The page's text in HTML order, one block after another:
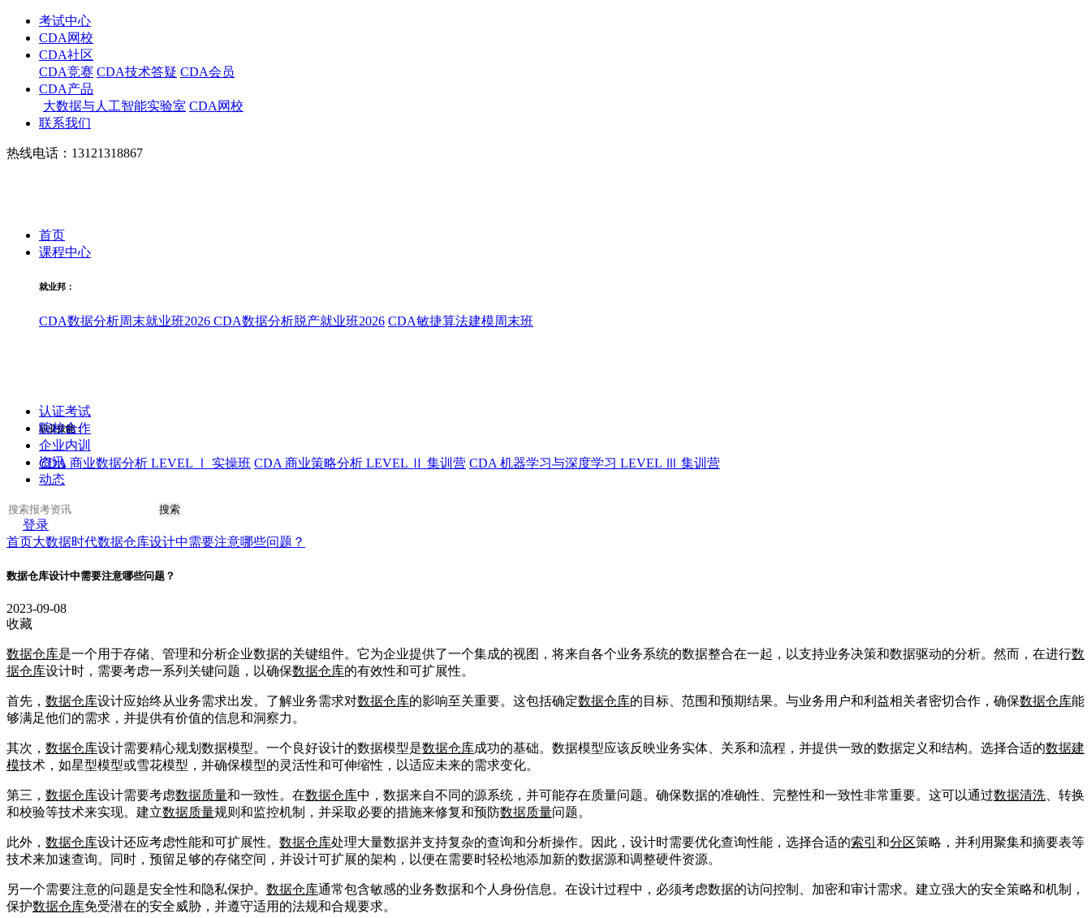
考试中心
CDA网校
CDA社区
CDA竞赛 CDA技术答疑 CDA会员
CDA产品
大数据与人工智能实验室 CDA网校
联系我们
热线电话：13121318867
首页
课程中心
就业邦：
CDA数据分析周末就业班2026 CDA数据分析脱产就业班2026 CDA敏捷算法建模周末班
职业技能：
CDA 商业数据分析 LEVEL Ⅰ 实操班 CDA 商业策略分析 LEVEL Ⅱ 集训营 CDA 机器学习与深度学习 LEVEL Ⅲ 集训营
认证考试
院校合作
企业内训
资讯
动态
搜索
登录
首页大数据时代数据仓库设计中需要注意哪些问题？
数据仓库设计中需要注意哪些问题？
2023-09-08
收藏
数据仓库是一个用于存储、管理和分析企业数据的关键组件。它为企业提供了一个集成的视图，将来自各个业务系统的数据整合在一起，以支持业务决策和数据驱动的分析。然而，在进行数
据仓库设计时，需要考虑一系列关键问题，以确保数据仓库的有效性和可扩展性。
首先， 数据仓库设计应始终从业务需求出发。了解业务需求对数据仓库的影响至关重要。这包括确定数据仓库的目标、范围和预期结果。与业务用户和利益相关者密切合作，确保数据仓库能
够满足他们的需求，并提供有价值的信息和洞察力。
其次， 数据仓库设计需要精心规划数据模型。一个良好设计的数据模型是数据仓库成功的基础。数据模型应该反映业务实体、关系和流程，并提供一致的数据定义和结构。选择合适的数据建
模技术，如星型模型或雪花模型，并确保模型的灵活性和可伸缩性，以适应未来的需求变化。
第三， 数据仓库设计需要考虑数据质量和一致性。在数据仓库中，数据来自不同的源系统，并可能存在质量问题。确保数据的准确性、完整性和一致性非常重要。这可以通过数据清洗 、转换
和校验等技术来实现。建立数据质量规则和监控机制，并采取必要的措施来修复和预防数据质量问题。
此外， 数据仓库设计还应考虑性能和可扩展性。 数据仓库处理大量数据并支持复杂的查询和分析操作。因此，设计时需要优化查询性能，选择合适的索引 和分区策略，并利用聚集和摘要表等
技术来加速查询。同时，预留足够的存储空间，并设计可扩展的架构，以便在需要时轻松地添加新的数据源和调整硬件资源。
另一个需要注意的问题是安全性和隐私保护。 数据仓库通常包含敏感的业务数据和个人身份信息。在设计过程中，必须考虑数据的访问控制、加密和审计需求。建立强大的安全策略和机制，
保护数据仓库免受潜在的安全威胁，并遵守适用的法规和合规要求。